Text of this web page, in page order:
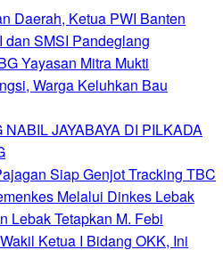
Daerah, Ketua PWI Banten
SMSI Pandeglang
Yayasan Mitra Mukti
Warga Keluhkan Bau
JAYABAYA DI PILKADA
Siap Genjot Tracking TBC
Melalui Dinkes Lebak
Lebak Tetapkan M. Febi
Ketua I Bidang OKK, Ini